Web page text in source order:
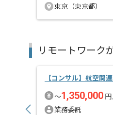
東京（東京都）
リモートワーク
【コンサル】航空関
〜1,350,000 円
業務委託